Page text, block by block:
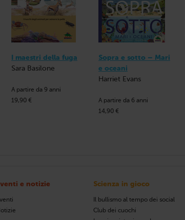
I maestri della fuga
Sara Basilone
A partire da 9 anni
19,90 €
Sopra e sotto – Mari
e oceani
Harriet Evans
A partire da 6 anni
14,90 €
e notizie Scienza in gioco
Il bullismo al tempo dei social
Club dei cuochi